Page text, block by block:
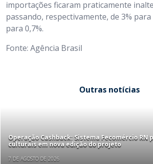
importações ficaram praticamente
passando, respectivamente, de 3% para
para 0,7%.
Fonte: Agência Brasil
Outras notícias
Operação Cashback: Sistema Fecomércio RN
culturais em nova edição do projeto
7 DE AGOSTO DE 2026